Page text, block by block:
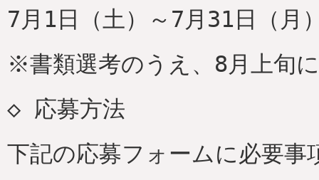
7月1日（土）～7月31日（月
※書類選考のうえ、8月上旬
◇ 応募方法
下記の応募フォームに必要